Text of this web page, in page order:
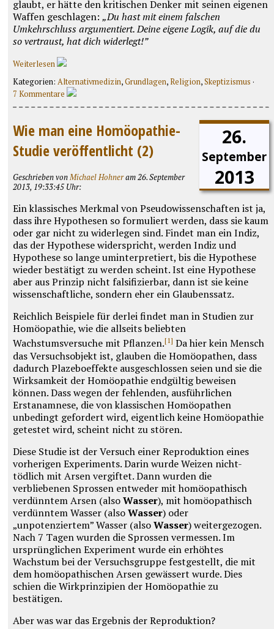
glaubt, er hätte den kritischen Denker mit seinen eigenen
Waffen geschlagen: „Du hast mit einem falschen
Umkehrschluss argumentiert. Deine eigene Logik, auf die du
so vertraust, hat dich widerlegt!”
Weiterlesen
Kategorien: Alternativmedizin,Grundlagen,Religion,Skeptizismus ·
7 Kommentare
26.
September
2013
Wie man eine Homöopathie-
Studie veröffentlicht (2)
Geschrieben vonMichael Hohneram 26. September
2013, 19:33:45 Uhr:
Ein klassisches Merkmal von Pseudowissenschaften ist ja,
dass ihre Hypothesen so formuliert werden, dass sie kaum
oder gar nicht zu widerlegen sind. Findet man ein Indiz,
das der Hypothese widerspricht, werden Indiz und
Hypothese so lange uminterpretiert, bis die Hypothese
wieder bestätigt zu werden scheint. Ist eine Hypothese
aber aus Prinzip nicht falsifizierbar, dann ist sie keine
wissenschaftliche, sondern eher ein Glaubenssatz.
Reichlich Beispiele für derlei findet man in Studien zur
Homöopathie, wie die allseits beliebten
Wachstumsversuche mit Pflanzen.[1] Da hier kein Mensch
das Versuchsobjekt ist, glauben die Homöopathen, dass
dadurch Plazeboeffekte ausgeschlossen seien und sie die
Wirksamkeit der Homöopathie endgültig beweisen
können. Dass wegen der fehlenden, ausführlichen
Erstanamnese, die von klassischen Homöopathen
unbedingt gefordert wird, eigentlich keine Homöopathie
getestet wird, scheint nicht zu stören.
Diese Studie ist der Versuch einer Reproduktion eines
vorherigen Experiments. Darin wurde Weizen nicht-
tödlich mit Arsen vergiftet. Dann wurden die
verbliebenen Sprossen entweder mit homöopathisch
verdünntem Arsen (alsoWasser), mit homöopathisch
verdünntem Wasser (alsoWasser) oder
„unpotenziertem” Wasser (alsoWasser) weitergezogen.
Nach 7 Tagen wurden die Sprossen vermessen. Im
ursprünglichen Experiment wurde ein erhöhtes
Wachstum bei der Versuchsgruppe festgestellt, die mit
dem homöopathischen Arsen gewässert wurde. Dies
schien die Wirkprinzipien der Homöopathie zu
bestätigen.
Aber was war das Ergebnis der Reproduktion?